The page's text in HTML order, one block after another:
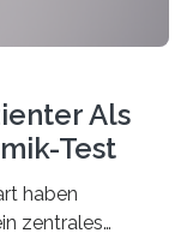
Als
Test
haben
zentrales